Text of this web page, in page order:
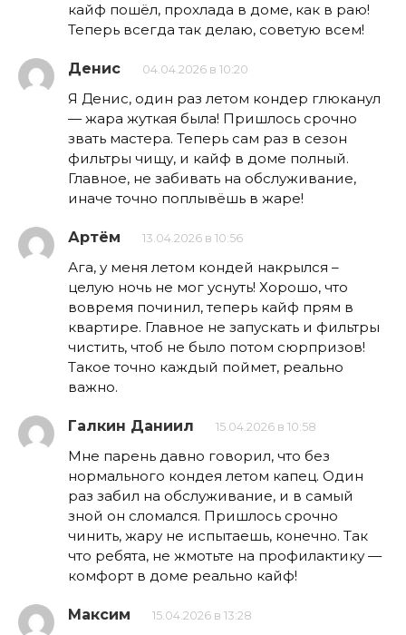
кайф пошёл, прохлада в доме, как в раю!
Теперь всегда так делаю, советую всем!
Денис 04.04.2026 в 10:20
Я Денис, один раз летом кондер глюканул
— жара жуткая была! Пришлось срочно
звать мастера. Теперь сам раз в сезон
фильтры чищу, и кайф в доме полный.
Главное, не забивать на обслуживание,
иначе точно поплывёшь в жаре!
Артём 13.04.2026 в 10:56
Ага, у меня летом кондей накрылся –
целую ночь не мог уснуть! Хорошо, что
вовремя починил, теперь кайф прям в
квартире. Главное не запускать и фильтры
чистить, чтоб не было потом сюрпризов!
Такое точно каждый поймет, реально
важно.
Галкин Даниил 15.04.2026 в 10:58
Мне парень давно говорил, что без
нормального кондея летом капец. Один
раз забил на обслуживание, и в самый
зной он сломался. Пришлось срочно
чинить, жару не испытаешь, конечно. Так
что ребята, не жмотьте на профилактику —
комфорт в доме реально кайф!
Максим 15.04.2026 в 13:28